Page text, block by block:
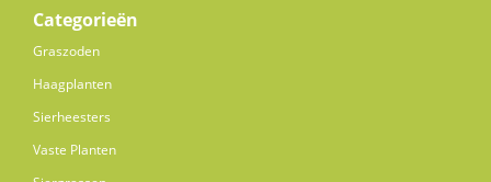
Categorieën
Graszoden
Haagplanten
Sierheesters
Vaste Planten